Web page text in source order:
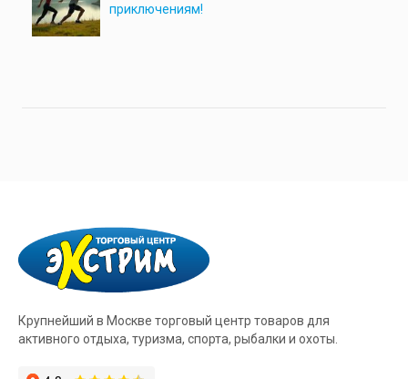
приключениям!
Крупнейший в Москве торговый центр товаров для
активного отдыха, туризма, спорта, рыбалки и охоты.